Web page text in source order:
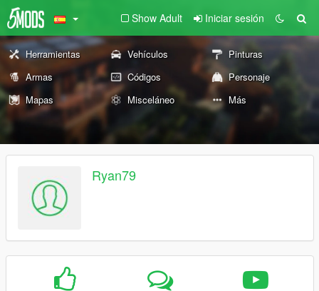
Show Adult Iniciar sesión
Herramientas Vehículos
Pinturas
Armas
Códigos
Personaje
Mapas
Misceláneo Más
Ryan79